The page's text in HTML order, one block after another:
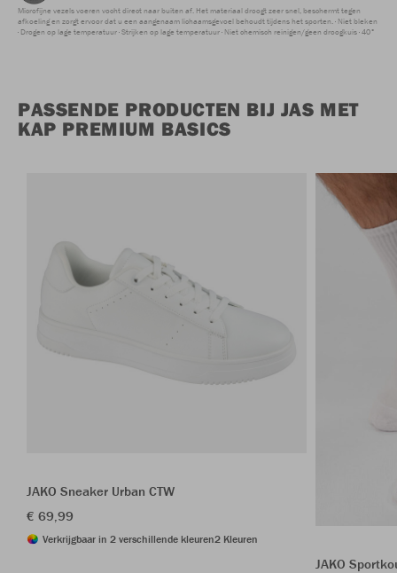
Microfijne vezels voeren vocht direct naar buiten af. Het materiaal droogt zeer snel, beschermt tegen
afkoeling en zorgt ervoor dat u een aangenaam lichaamsgevoel behoudt tijdens het sporten. Niet bleken
Drogen op lage temperatuur Strijken op lage temperatuur Niet chemisch reinigen/geen droogkuis 40°
PASSENDE PRODUCTEN BIJ JAS MET
KAP PREMIUM BASICS
JAKO Sneaker Urban CTW
€ 69,99
Verkrijgbaar in 2 verschillende kleuren2 Kleuren
JAKO